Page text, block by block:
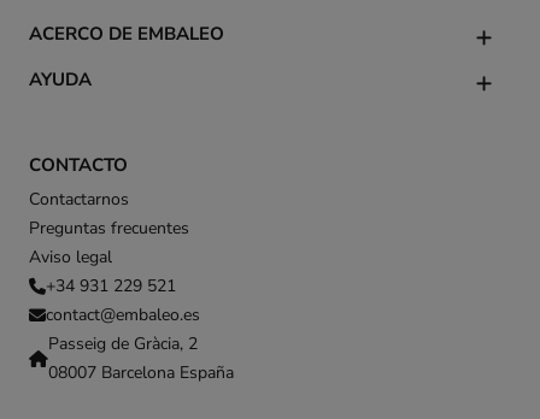
CONTACTO
Contactarnos
Preguntas frecuentes
Aviso legal
+34 931 229 521
contact@embaleo.es
Passeig de Gràcia, 2
08007 Barcelona España
ACERCO DE EMBALEO
AYUDA